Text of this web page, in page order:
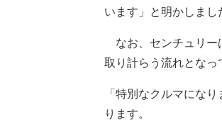
います」と明かしまし
なお、センチュリー
取り計らう流れとなっ
「特別なクルマにな
ります。